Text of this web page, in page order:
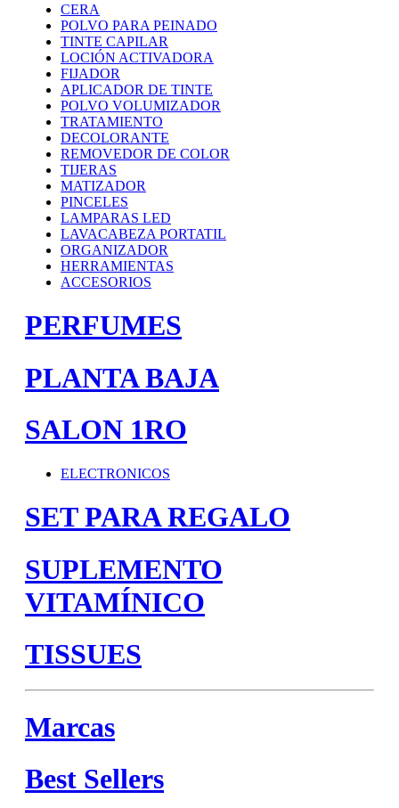
CERA
POLVO PARA PEINADO
TINTE CAPILAR
LOCIÓN ACTIVADORA
FIJADOR
APLICADOR DE TINTE
POLVO VOLUMIZADOR
TRATAMIENTO
DECOLORANTE
REMOVEDOR DE COLOR
TIJERAS
MATIZADOR
PINCELES
LAMPARAS LED
LAVACABEZA PORTATIL
ORGANIZADOR
HERRAMIENTAS
ACCESORIOS
PERFUMES
PLANTA BAJA
SALON 1RO
ELECTRONICOS
SET PARA REGALO
SUPLEMENTO
VITAMÍNICO
TISSUES
Marcas
Best Sellers